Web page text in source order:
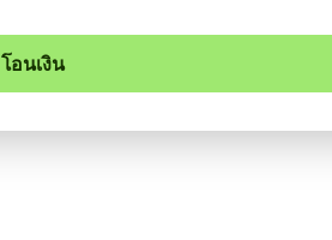
โอนเงิน